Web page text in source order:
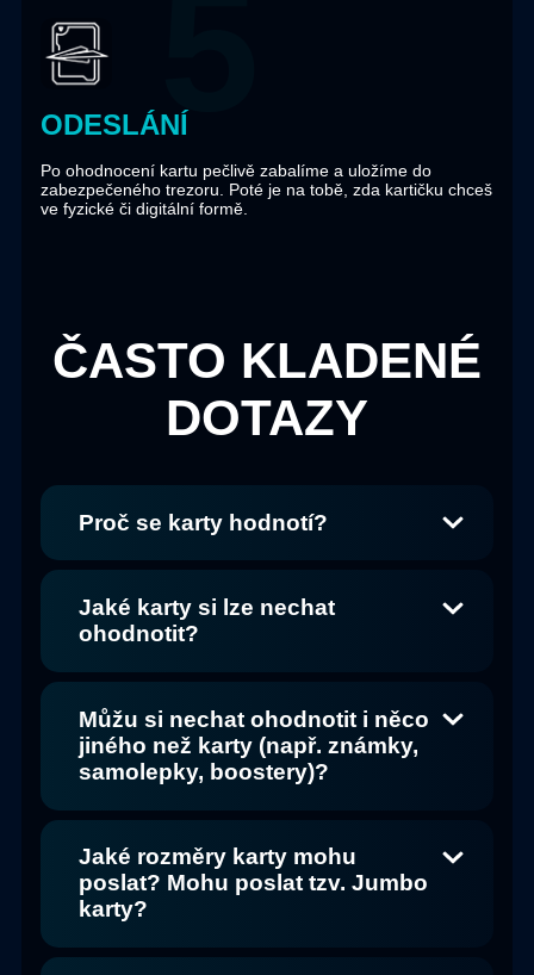
ODESLÁNÍ
Po ohodnocení kartu pečlivě zabalíme a uložíme do
zabezpečeného trezoru. Poté je na tobě, zda kartičku chceš
ve fyzické či digitální formě.
ČASTO KLADENÉ
DOTAZY
Proč se karty hodnotí?
Jaké karty si lze nechat
ohodnotit?
Můžu si nechat ohodnotit i něco
jiného než karty (např. známky,
samolepky, boostery)?
Jaké rozměry karty mohu
poslat? Mohu poslat tzv. Jumbo
karty?